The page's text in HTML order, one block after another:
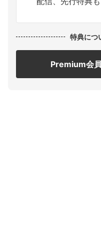
特典につ
Premium会